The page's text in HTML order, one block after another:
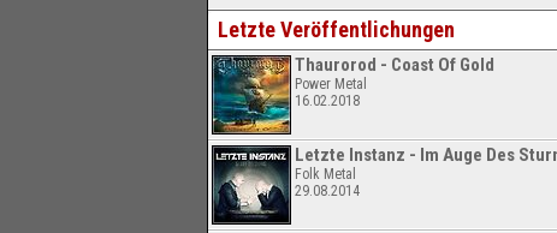
Letzte Veröffentlichungen
Thaurorod - Coast Of Gold
Power Metal
16.02.2018
Letzte Instanz - Im Auge Des
Folk Metal
29.08.2014